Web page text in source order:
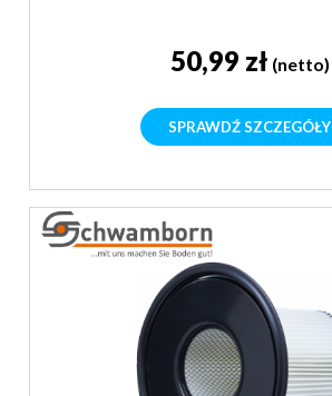
50,99 zł (netto)
SPRAWDŹ SZCZEGÓŁY